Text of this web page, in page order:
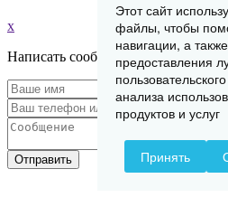
x
Написать сообщение
Отправить
Этот сайт
файлы, чтобы
навигации, а
предоставления
анализа
продуктов и услуг
Принять